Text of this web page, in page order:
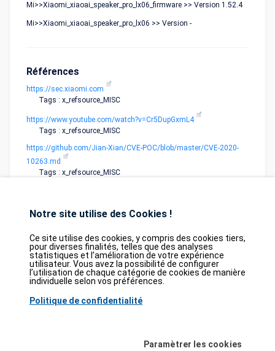
Mi>>Xiaomi_xiaoai_speaker_pro_lx06_firmware >> Version 1.52.4
Mi>>Xiaomi_xiaoai_speaker_pro_lx06 >> Version -
Références
https://sec.xiaomi.com
Tags : x_refsource_MISC
https://www.youtube.com/watch?v=Cr5DupGxmL4
Tags : x_refsource_MISC
https://github.com/Jian-Xian/CVE-POC/blob/master/CVE-2020-
10263.md
Tags : x_refsource_MISC
2026© tesweb SA, bexxo Cyber Security
Database
Partners
GDPR Contact Purchase
National Vulnerability Database (NVD). Le catalogue
Notre site utilise des Cookies !
Ce site utilise des cookies, y compris des cookies tiers,
pour diverses finalités, telles que des analyses
statistiques et l’amélioration de votre expérience
utilisateur. Vous avez la possibilité de configurer
l’utilisation de chaque catégorie de cookies de manière
individuelle selon vos préférences.
Politique de confidentialité
Paramètrer les cookies